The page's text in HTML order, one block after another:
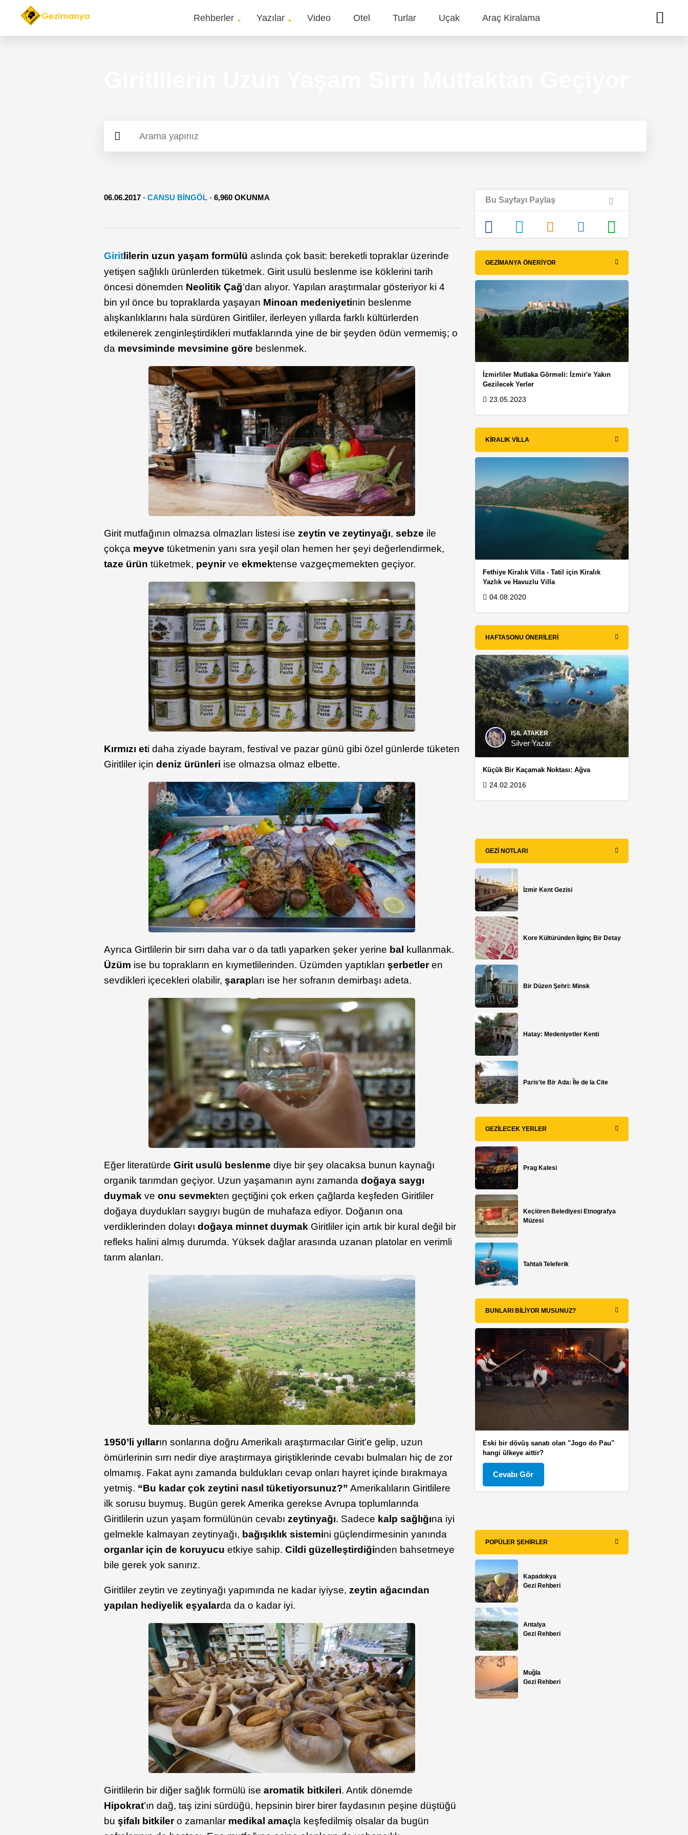
Main
Rehberler Yazılar Video Otel Turlar Uçak Araç Kiralama
06.06.2017 -CANSU BINGÖL -6,960 OKUNMA
Girit lilerin uzun yaşam formülüaslında çok basit: bereketli topraklar üzerinde
yetişen sağlıklı ürünlerden tüketmek. Girit usulü beslenme ise köklerini tarih
öncesi dönemden Neolitik Çağ’dan alıyor. Yapılan araştırmalar gösteriyor ki 4
bin yıl önce bu topraklarda yaşayan Minoan medeniyetinin beslenme
alışkanlıklarını hala sürdüren Giritliler, ilerleyen yıllarda farklı kültürlerden
etkilenerek zenginleştirdikleri mutfaklarında yine de bir şeyden ödün vermemiş; o
da mevsiminde mevsimine göre beslenmek.
Girit mutfağının olmazsa olmazları listesi isezeytin ve zeytinyağı,sebze ile
çokça meyve tüketmenin yanı sıra yeşil olan hemen her şeyi değerlendirmek,
taze ürün tüketmek, peynirveekmektense vazgeçmemekten geçiyor.
Kırmızı eti daha ziyade bayram, festival ve pazar günü gibi özel günlerde tüketen
Giritliler için deniz ürünleri ise olmazsa olmaz elbette.
Ayrıca Girtlilerin bir sırrı daha var o da tatlı yaparken şeker yerine bal kullanmak.
Üzüm ise bu toprakların en kıymetlilerinden. Üzümden yaptıklarışerbetleren
sevdikleri içecekleri olabilir,şarapları ise her sofranın demirbaşı adeta.
Eğer literatürde Girit usulü beslenmediye bir şey olacaksa bunun kaynağı
organik tarımdan geçiyor. Uzun yaşamanın aynı zamandadoğaya saygı
duymak veonu sevmekten geçtiğini çok erken çağlarda keşfeden Giritliler
doğaya duydukları saygıyı bugün de muhafaza ediyor. Doğanın ona
verdiklerinden dolayıdoğaya minnet duymak Giritliler için artık bir kural değil bir
refleks halini almış durumda. Yüksek dağlar arasında uzanan platolar en verimli
tarım alanları.
1950’li yılların sonlarına doğru Amerikalı araştırmacılar Girit’e gelip, uzun
ömürlerinin sırrı nedir diye araştırmaya giriştiklerinde cevabı bulmaları hiç de zor
olmamış. Fakat aynı zamanda buldukları cevap onları hayret içinde bırakmaya
yetmiş. “Bu kadar çok zeytini nasıl tüketiyorsunuz?” Amerikalıların Giritlilere
ilk sorusu buymuş. Bugün gerek Amerika gerekse Avrupa toplumlarında
Giritlilerin uzun yaşam formülünün cevabı zeytinyağı. Sadece kalp sağlığına iyi
gelmekle kalmayan zeytinyağı, bağışıklık sistemini güçlendirmesinin yanında
organlar için de koruyucu etkiye sahip.Cildi güzelleştirdiğinden bahsetmeye
bile gerek yok sanırız.
Giritliler zeytin ve zeytinyağı yapımında ne kadar iyiyse,zeytin ağacından
yapılan hediyelik eşyalarda da o kadar iyi.
Giritlilerin bir diğer sağlık formülü isearomatik bitkileri. Antik dönemde
Hipokrat’ın dağ, taş izini sürdüğü, hepsinin birer birer faydasının peşine düştüğü
buşifalı bitkilero zamanlar medikal amaç la keşfedilmiş olsalar da bugün
Bu Sayfayı Paylaş
GEZIMANYA ÖNERIYOR
İzmirliler Mutlaka Görmeli: İzmir'e Yakın
Gezilecek Yerler
23.05.2023
KIRALIK VILLA
Fethiye Kiralık Villa - Tatil için Kiralık
Yazlık ve Havuzlu Villa
04.08.2020
HAFTASONU ÖNERILERI
IŞIL ATAKER
Silver Yazar
Küçük Bir Kaçamak Noktası: Ağva
24.02.2016
GEZI NOTLARI
İzmir Kent Gezisi
Kore Kültüründen İlginç Bir Detay
Bir Düzen Şehri: Minsk
Hatay: Medeniyetler Kenti
Paris'te Bir Ada: Île de la Cite
GEZILECEK YERLER
Prag Kalesi
Keçiören Belediyesi Etnografya
Müzesi
Tahtalı Teleferik
BUNLARI BILIYOR MUSUNUZ?
Eski bir dövüş sanatı olan "Jogo do Pau"
hangi ülkeye aittir?
Cevabı Gör
POPÜLER ŞEHIRLER
Kapadokya
Gezi Rehberi
Antalya
Gezi Rehberi
Muğla
Gezi Rehberi